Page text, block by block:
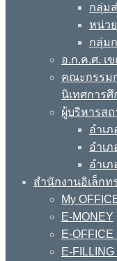
กลุ่ม
หน่ว
กลุ่ม
อ.ก.ค.ศ. เ
คณะกรรม
นิเทศการศึ
ผู้บริหารส
อำเภ
อำเ
อำเภ
สำนักงานอิเล็กท
My
E-MONEY
E-OFFICE
E-